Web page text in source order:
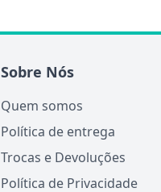
Sobre Nós
Quem somos
Política de entrega
Trocas e Devoluções
Política de Privacidade